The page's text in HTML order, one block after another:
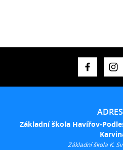
Základní škola Havířov-
Základní škola K.